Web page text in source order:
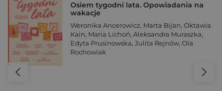
Osiem tygodni lata. Opowiadania na
wakacje
Weronika Ancerowicz, Marta Bijan, Oktawia
Kain, Maria Lichoń, Aleksandra Muraszka,
Edyta Prusinowska, Julita Rejnów, Ola
Rochowiak